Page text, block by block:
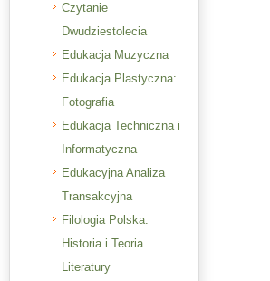
Czytanie
Dwudziestolecia
Edukacja Muzyczna
Edukacja Plastyczna:
Fotografia
Edukacja Techniczna i
Informatyczna
Edukacyjna Analiza
Transakcyjna
Filologia Polska:
Historia i Teoria
Literatury